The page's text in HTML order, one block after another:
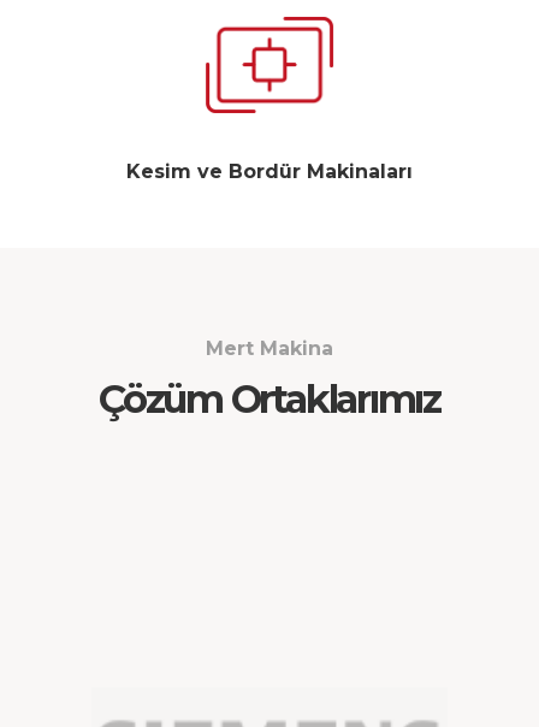
Kesim ve Bordür Makinaları
Mert Makina
Çözüm Ortaklarımız